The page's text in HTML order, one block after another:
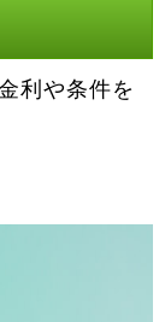
利や条件を